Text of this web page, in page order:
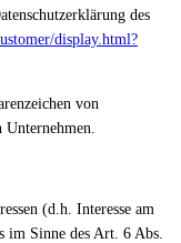
des
display.html?
von
Unternehmen.
(d.h. Interesse am
im Sinne des Art. 6 Abs.